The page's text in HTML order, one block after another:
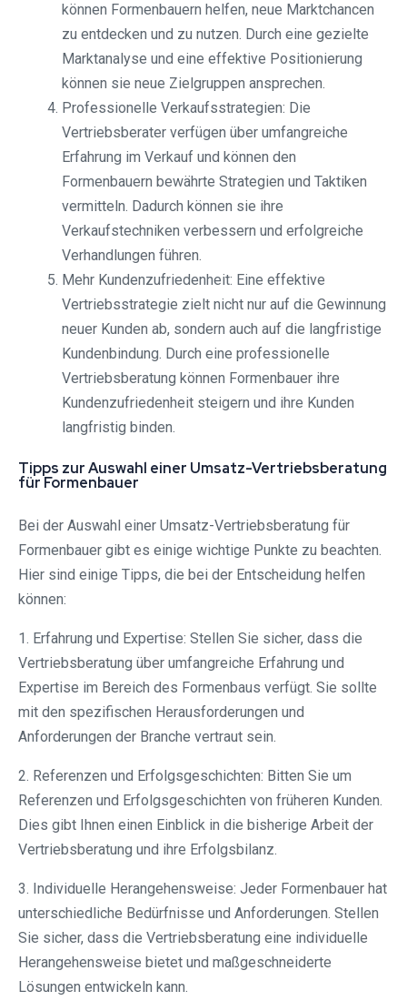
können Formenbauern helfen, neue Marktchancen
zu entdecken und zu nutzen. Durch eine gezielte
Marktanalyse und eine effektive Positionierung
können sie neue Zielgruppen ansprechen.
Professionelle Verkaufsstrategien: Die
Vertriebsberater verfügen über umfangreiche
Erfahrung im Verkauf und können den
Formenbauern bewährte Strategien und Taktiken
vermitteln. Dadurch können sie ihre
Verkaufstechniken verbessern und erfolgreiche
Verhandlungen führen.
Mehr Kundenzufriedenheit: Eine effektive
Vertriebsstrategie zielt nicht nur auf die Gewinnung
neuer Kunden ab, sondern auch auf die langfristige
Kundenbindung. Durch eine professionelle
Vertriebsberatung können Formenbauer ihre
Kundenzufriedenheit steigern und ihre Kunden
langfristig binden.
Tipps zur Auswahl einer Umsatz-Vertriebsberatung
für Formenbauer
Bei der Auswahl einer Umsatz-Vertriebsberatung für
Formenbauer gibt es einige wichtige Punkte zu beachten.
Hier sind einige Tipps, die bei der Entscheidung helfen
können:
1. Erfahrung und Expertise: Stellen Sie sicher, dass die
Vertriebsberatung über umfangreiche Erfahrung und
Expertise im Bereich des Formenbaus verfügt. Sie sollte
mit den spezifischen Herausforderungen und
Anforderungen der Branche vertraut sein.
2. Referenzen und Erfolgsgeschichten: Bitten Sie um
Referenzen und Erfolgsgeschichten von früheren Kunden.
Dies gibt Ihnen einen Einblick in die bisherige Arbeit der
Vertriebsberatung und ihre Erfolgsbilanz.
3. Individuelle Herangehensweise: Jeder Formenbauer hat
unterschiedliche Bedürfnisse und Anforderungen. Stellen
Sie sicher, dass die Vertriebsberatung eine individuelle
Herangehensweise bietet und maßgeschneiderte
Lösungen entwickeln kann.